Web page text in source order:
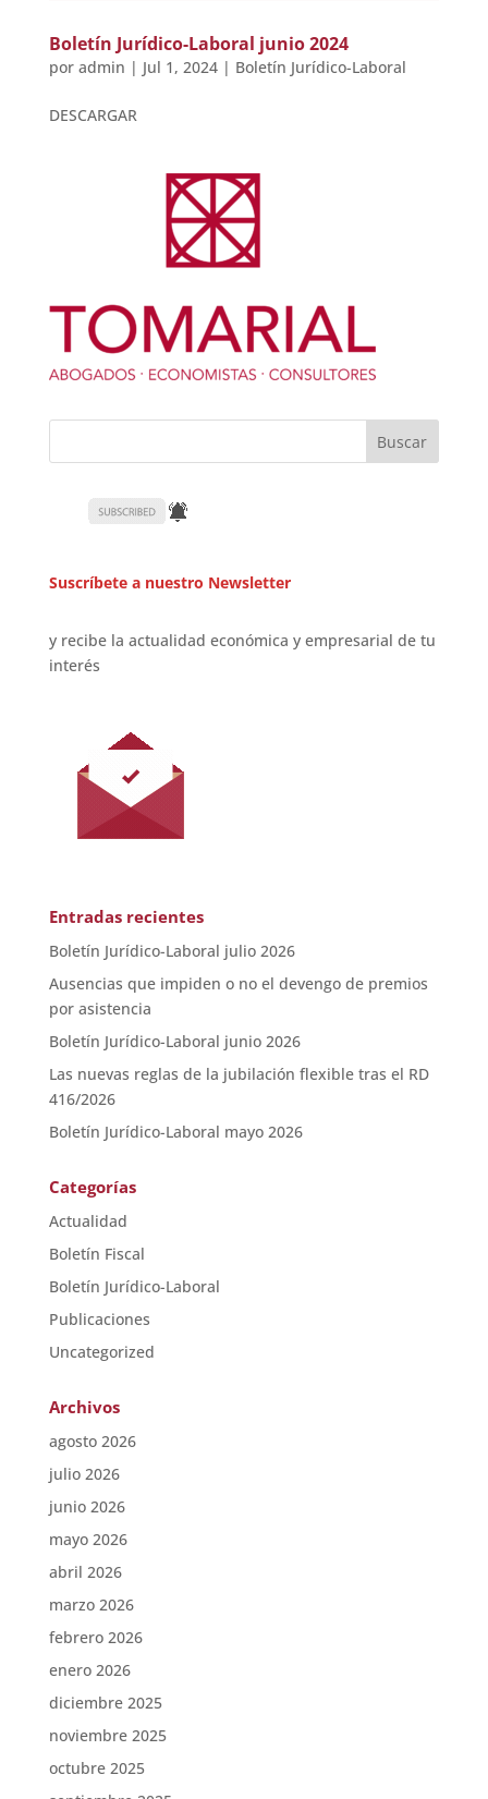
Boletín Jurídico-Laboral junio 2024
por admin | Jul 1, 2024| Boletín Jurídico-Laboral
DESCARGAR
Suscríbete a nuestro Newsletter
y recibe la actualidad económica y empresarial de tu
interés
Entradas recientes
Boletín Jurídico-Laboral julio 2026
Ausencias que impiden o no el devengo de premios
por asistencia
Boletín Jurídico-Laboral junio 2026
Las nuevas reglas de la jubilación flexible tras el RD
416/2026
Boletín Jurídico-Laboral mayo 2026
Categorías
Actualidad
Boletín Fiscal
Boletín Jurídico-Laboral
Publicaciones
Uncategorized
Archivos
agosto 2026
julio 2026
junio 2026
mayo 2026
abril 2026
marzo 2026
febrero 2026
enero 2026
diciembre 2025
noviembre 2025
octubre 2025